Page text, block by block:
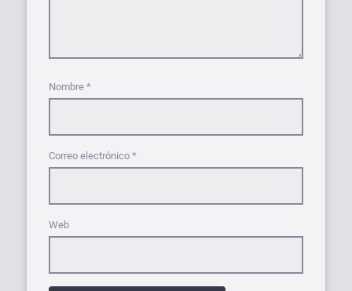
Nombre *
Correo electrónico *
Web